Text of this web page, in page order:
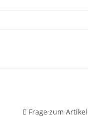
Frage zum Artikel